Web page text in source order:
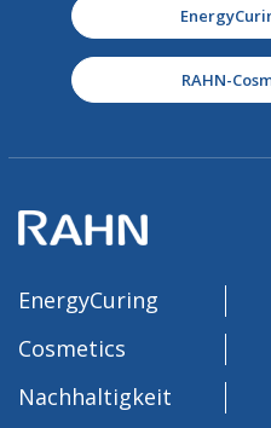
RAHN-
EnergyCuring
Cosmetics
Nachhaltigkeit